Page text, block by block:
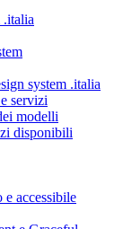
.italia
system .italia
servizi
modelli
disponibili
e accessibile